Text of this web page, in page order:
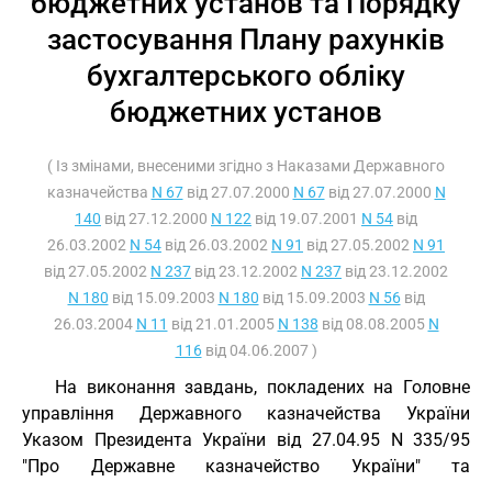
застосування Плану рахунків
бухгалтерського обліку
бюджетних установ
( Із змінами, внесеними згідно з Наказами Державного
казначейства N 67від 27.07.2000 N 67від 27.07.2000 N
140 від 27.12.2000 N 122 від 19.07.2001 N 54 від
26.03.2002 N 54 від 26.03.2002 N 91 від 27.05.2002 N 91
від 27.05.2002 N 237 від 23.12.2002 N 237 від 23.12.2002
N 180 від 15.09.2003 N 180 від 15.09.2003 N 56від
26.03.2004 N 11 від 21.01.2005 N 138 від 08.08.2005 N
116від 04.06.2007 )
На виконання завдань, покладених на Головне
управління Державного казначейства України
Указом Президента України від 27.04.95 N 335/95
"Про Державне казначейство України" та